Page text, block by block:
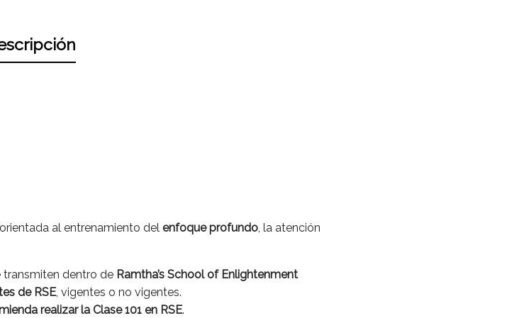
orientada al entrenamiento del enfoque profundo, la atención
transmiten dentro de Ramtha’s School of Enlightenment
de RSE, vigentes o no vigentes.
realizar la Clase 101 en RSE.